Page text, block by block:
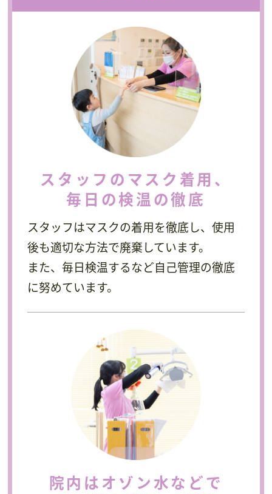
スタッフのマスク着用、
毎日の検温の徹底
スタッフはマスクの着用を徹底し、使用
後も適切な方法で廃棄しています。
また、毎日検温するなど自己管理の徹底
に努めています。
院内はオゾン水などで